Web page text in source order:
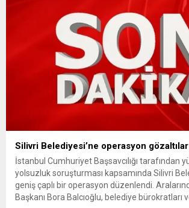
Silivri Belediyesi’ne operasyon
İstanbul Cumhuriyet Başsavcılığı tarafından
yolsuzluk soruşturması kapsamında Silivri
geniş çaplı bir operasyon düzenlendi.
Başkanı Bora Balcıoğlu, belediye bürokratları